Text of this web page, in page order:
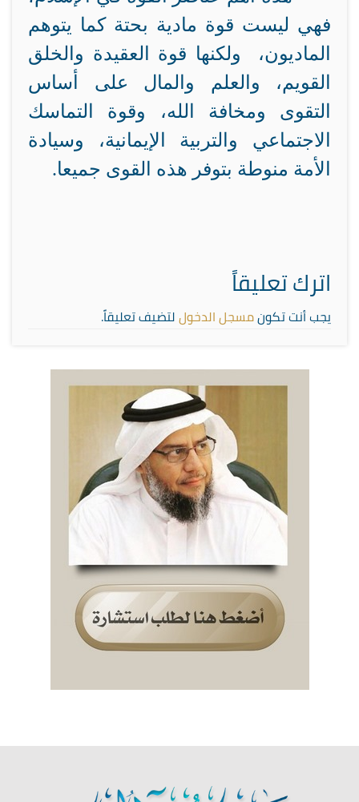
فهي ليست قوة مادية بحتة كما يتوهم
الماديون، ولكنها قوة العقيدة والخلق
القويم، والعلم والمال على أساس
التقوى ومخافة الله، وقوة التماسك
الاجتماعي والتربية الإيمانية، وسيادة
الأمة منوطة بتوفر هذه القوى جميعا.
اترك تعليقاً
يجب أنت تكونمسجل الدخوللتضيف تعليقاً.